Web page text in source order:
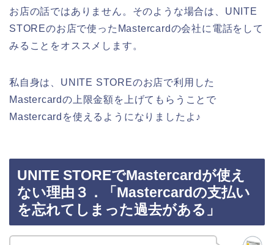
お店の話ではありません。そのような場合は、UNITE
STOREのお店で使ったMastercardの会社に電話をして
みることをオススメします。
私自身は、UNITE STOREのお店で利用した
Mastercardの上限金額を上げてもらうことで
Mastercardを使えるようになりましたよ♪
UNITE STOREでMastercardが使え
ない理由３．「Mastercardの支払い
を忘れてしまった過去がある」